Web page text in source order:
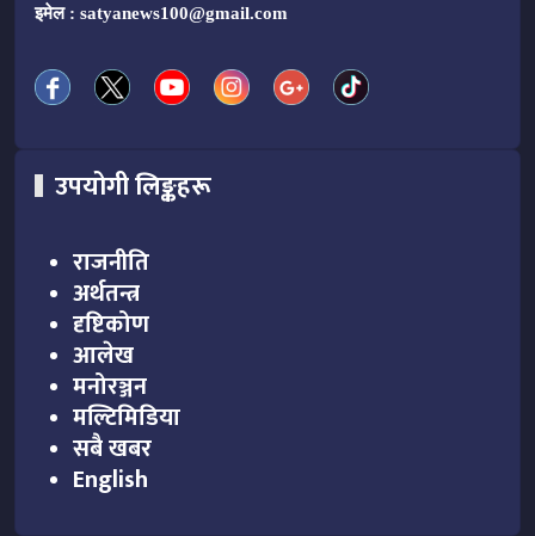
इमेल : satyanews100@gmail.com
उपयोगी लिङ्कहरू
राजनीति
अर्थतन्त्र
दृष्टिकोण
आलेख
मनोरञ्जन
मल्टिमिडिया
सबै खबर
English